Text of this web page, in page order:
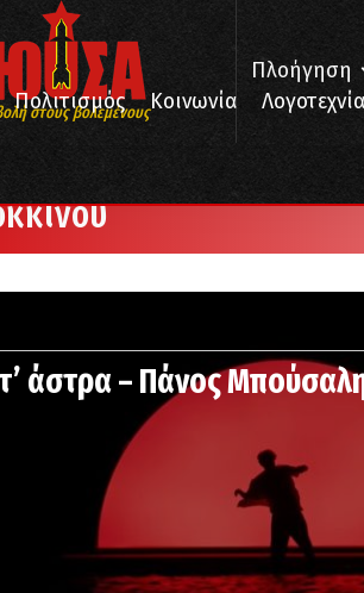
στους βολεμένους
Πλοήγηση
Πολιτισμός Κοινωνία Λογοτεχνία
άστρα – Πάνος